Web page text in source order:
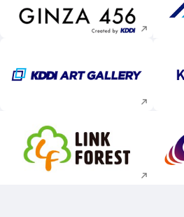
新規ウィンドウで開く
新規ウィンドウで開く
新規ウィンドウで開く